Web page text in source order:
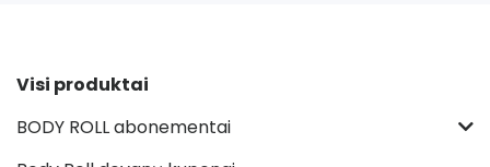
Visi produktai
BODY ROLL abonementai